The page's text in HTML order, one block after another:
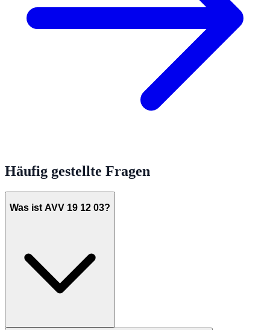
Häufig gestellte Fragen
Was ist AVV 19 12 03?